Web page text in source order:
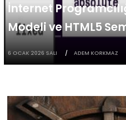
İnternet
Modeli ve HTML5
6 OCAK 2026 SALI ADEM KORKMAZ